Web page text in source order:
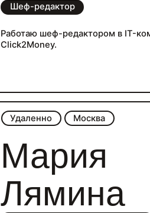
Шеф-редактор
Работаю шеф-редактором в IT-
Click2Money.
Удаленно Москва
Мария
Лямина